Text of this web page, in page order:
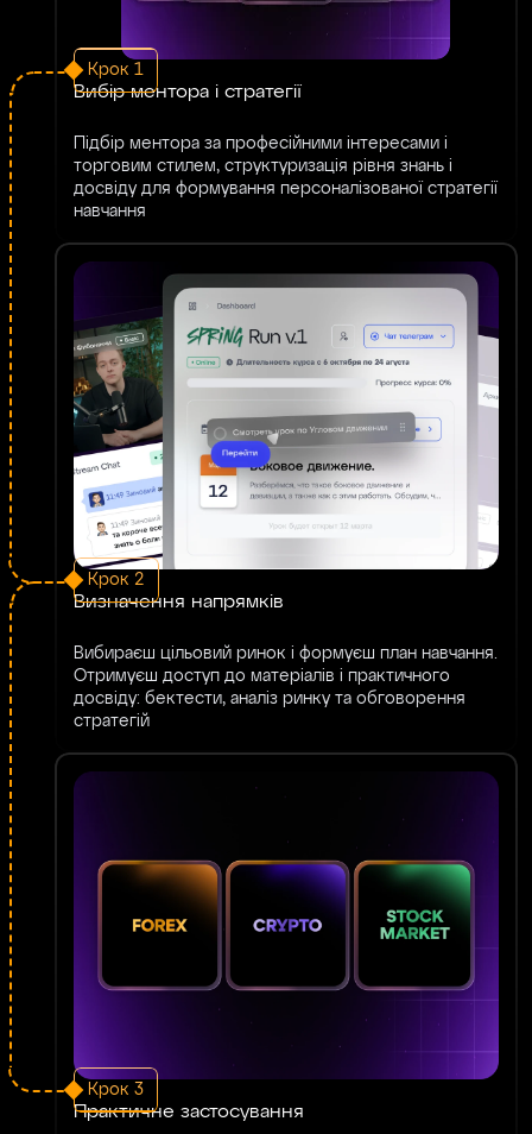
Крок 1
Вибір ментора і стратегії
Підбір ментора за професійними інтересами і
торговим стилем, структуризація рівня знань і
досвіду для формування персоналізованої стратегії
навчання
Крок 2
Визначення напрямків
Вибираєш цільовий ринок і формуєш план навчання.
Отримуєш доступ до матеріалів і практичного
досвіду: бектести, аналіз ринку та обговорення
стратегій
Крок 3
Практичне застосування